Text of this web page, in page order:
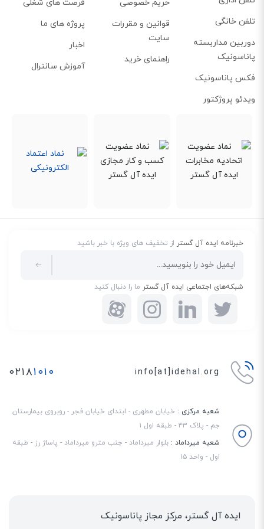
این تلفن تحت شبکه همچنین از حالت BYOD پشتیبانی می‌کند، یعنی می‌توان
وسایلی مثل موبایل یا لپ‌تاپ را از طریق بلوتوث یا پورت USB به تلفن وصل کرد و
از آنها نیز استفاده کرد.
تلفن خانگی
دوربین مداربسته
پاناسونیک
فکس پاناسونیک
ویدئو پروژکتور
حریم خصوصی
قوانین و مقررات
سایت
راهنمای خرید
فرصت های شغلی
پروژه های ما
اخبار
آموزش سانترال
خبرنامه ایده آل گستراز تخفیف های ویژه با خبر باشید
شبکه‌های اجتماعی ایده آل گسترما را دنبال کنید
info[at]idehal.org ۰۲۱۸۱۰۱۰
شعبه مرکزی : خیابان مطهری - ابتدای خیابان فجر - روبروی بیمارستان
جم - پلاک ۴۳ - طبقه اول ۱
شعبه میرداماد : بلوار میرداماد - جنب مترو میرداماد - پاساژ رز - طبقه
اول - واحد ۱۵
ایده آل گستر، مرکز مجاز پاناسونیک